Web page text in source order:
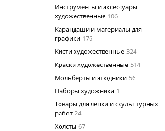
Инструменты и аксессуары
художественные 106
Карандаши и материалы для
графики 176
Кисти художественные 324
Краски художественные 514
Мольберты и этюдники 56
Наборы художника 1
Товары для лепки и скульптурных
работ 24
Холсты 67